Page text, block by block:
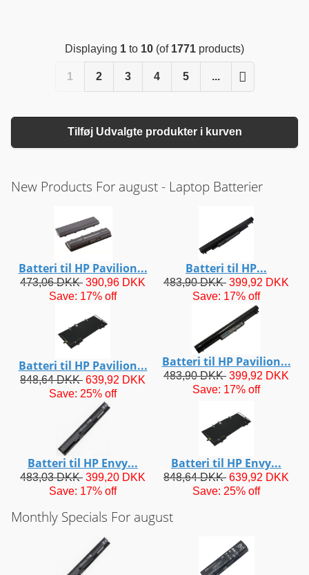
Displaying 1 to 10 (of 1771 products)
1 2 3 4 5 ...
Tilføj Udvalgte produkter i kurven
New Products For august - Laptop Batterier
Batteri til HP Pavilion...
473,06 DKK 390,96 DKK
Save: 17% off
Batteri til HP...
483,90 DKK 399,92 DKK
Save: 17% off
Batteri til HP Pavilion...
848,64 DKK 639,92 DKK
Save: 25% off
Batteri til HP Pavilion...
483,90 DKK 399,92 DKK
Save: 17% off
Batteri til HP Envy...
483,03 DKK 399,20 DKK
Save: 17% off
Batteri til HP Envy...
848,64 DKK 639,92 DKK
Save: 25% off
Monthly Specials For august